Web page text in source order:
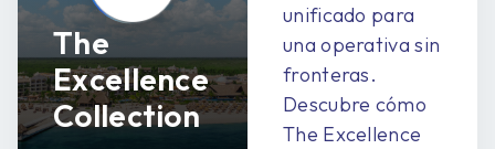
The
Excellence
Collection
unificado para
una operativa sin
fronteras.
Descubre cómo
The Excellence